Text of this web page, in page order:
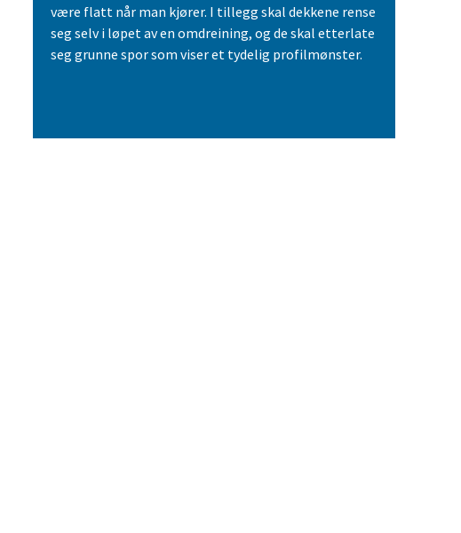
være flatt når man kjører. I tillegg skal dekkene rense
seg selv i løpet av en omdreining, og de skal etterlate
seg grunne spor som viser et tydelig profilmønster.